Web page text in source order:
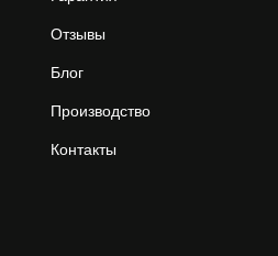
Отзывы
Блог
Производство
Контакты